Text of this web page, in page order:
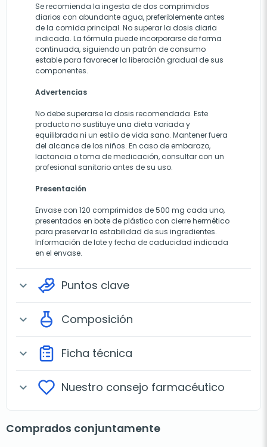
Se recomienda la ingesta de dos comprimidos
diarios con abundante agua, preferiblemente antes
de la comida principal. No superar la dosis diaria
indicada. La fórmula puede incorporarse de forma
continuada, siguiendo un patrón de consumo
estable para favorecer la liberación gradual de sus
componentes.
Advertencias
No debe superarse la dosis recomendada. Este
producto no sustituye una dieta variada y
equilibrada ni un estilo de vida sano. Mantener fuera
del alcance de los niños. En caso de embarazo,
lactancia o toma de medicación, consultar con un
profesional sanitario antes de su uso.
Presentación
Envase con 120 comprimidos de 500 mg cada uno,
presentados en bote de plástico con cierre hermético
para preservar la estabilidad de sus ingredientes.
Información de lote y fecha de caducidad indicada
en el envase.
expand_more Puntos clave
expand_more Composición
expand_more Ficha técnica
expand_more Nuestro consejo farmacéutico
Comprados conjuntamente